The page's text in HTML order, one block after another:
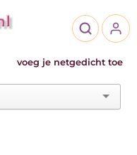
voeg je netgedicht toe